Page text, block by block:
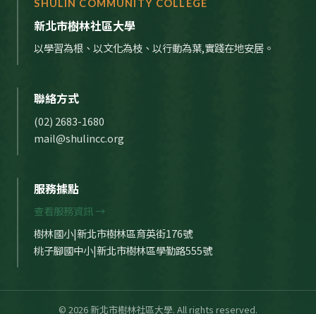
SHULIN COMMUNITY COLLEGE
新北市樹林社區大學
以學習為根、以文化為枝、以行動為葉,實踐在地安居。
聯絡方式
(02) 2683-1680
mail@shulincc.org
服務據點
查看服務資訊 →
樹林國小|新北市樹林區育英街176號
桃子腳國中小|新北市樹林區學勤路555號
© 2026 新北市樹林社區大學. All rights reserved.